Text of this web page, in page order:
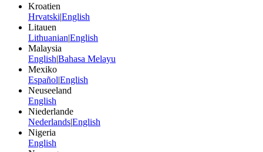
Kroatien
Hrvatski|English
Litauen
Lithuanian|English
Malaysia
English|Bahasa Melayu
Mexiko
Español|English
Neuseeland
English
Niederlande
Nederlands|English
Nigeria
English